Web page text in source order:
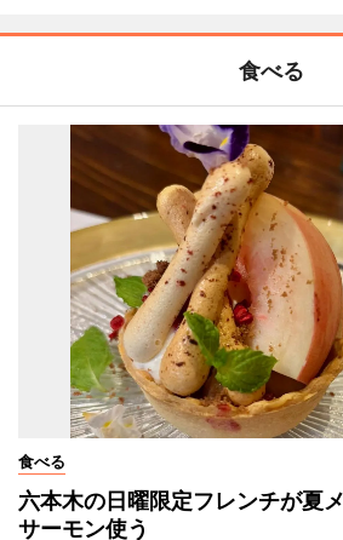
食べる
食べる
六本木の日曜限定フレンチが夏
サーモン使う